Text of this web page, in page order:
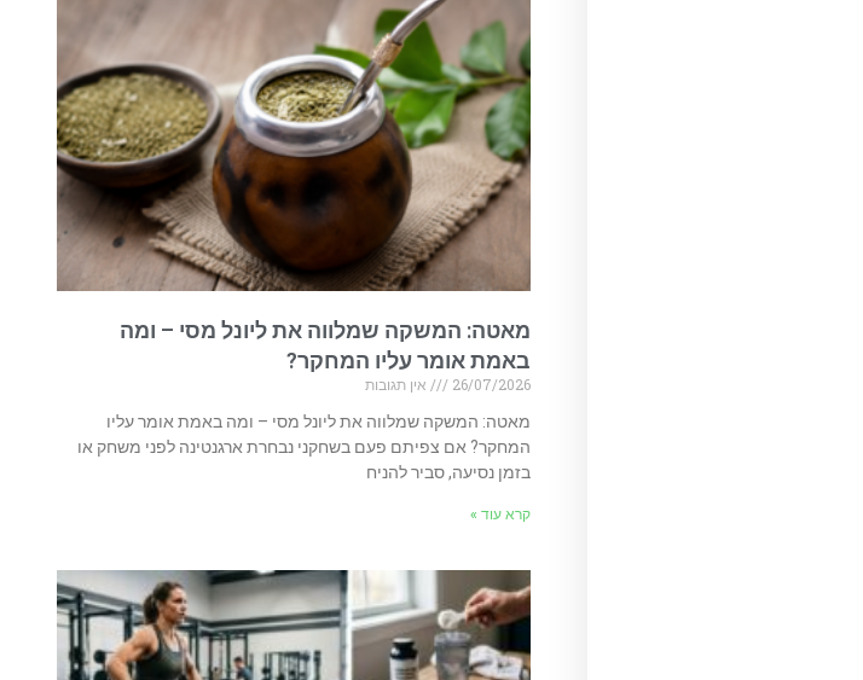
מאטה: המשקה שמלווה את ליונל מסי – ומה
באמת אומר עליו המחקר?
26/07/2026
אין תגובות
מאטה: המשקה שמלווה את ליונל מסי – ומה באמת אומר עליו
המחקר? אם צפיתם פעם בשחקני נבחרת ארגנטינה לפני משחק או
בזמן נסיעה, סביר להניח
קרא עוד »